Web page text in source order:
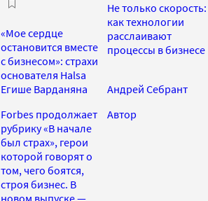
«Мое сердце
остановится вместе
с бизнесом»: страхи
основателя Halsa
Егише Варданяна
Forbes продолжает
рубрику «В начале
был страх», герои
которой говорят о
том, чего боятся,
строя бизнес. В
новом выпуске —
Не только скорость:
как технологии
расслаивают
процессы в бизнесе
Андрей Себрант
Автор